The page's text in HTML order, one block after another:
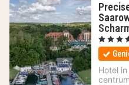
, 5
Hotel in
centrum